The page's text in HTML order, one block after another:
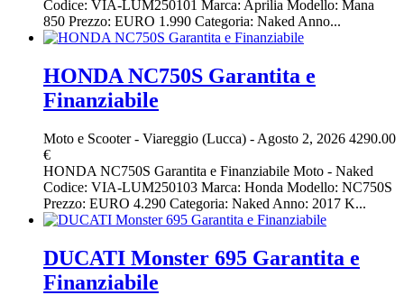
Codice: VIA-LUM250101 Marca: Aprilia Modello: Mana
850 Prezzo: EURO 1.990 Categoria: Naked Anno...
HONDA NC750S Garantita e
Finanziabile
Moto e Scooter- Viareggio (Lucca) - Agosto 2, 2026 4290.00
€
HONDA NC750S Garantita e Finanziabile Moto - Naked
Codice: VIA-LUM250103 Marca: Honda Modello: NC750S
Prezzo: EURO 4.290 Categoria: Naked Anno: 2017 K...
DUCATI Monster 695 Garantita e
Finanziabile